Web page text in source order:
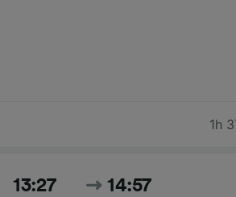
1h
13:27 14:57